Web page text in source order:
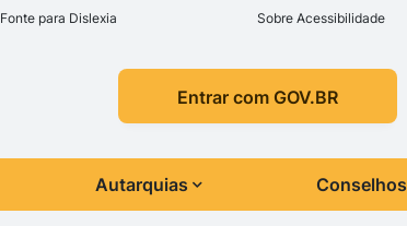
Fonte para Dislexia Sobre Acessibilidade
Entrar com GOV.BR
Autarquias Conselhos